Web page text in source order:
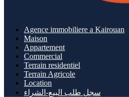
Agence immobiliere a Kairouan
Maison
Appartement
Commercial
Terrain residentiel
Terrain Agricole
Location
سجل طلب البيع-الشراء